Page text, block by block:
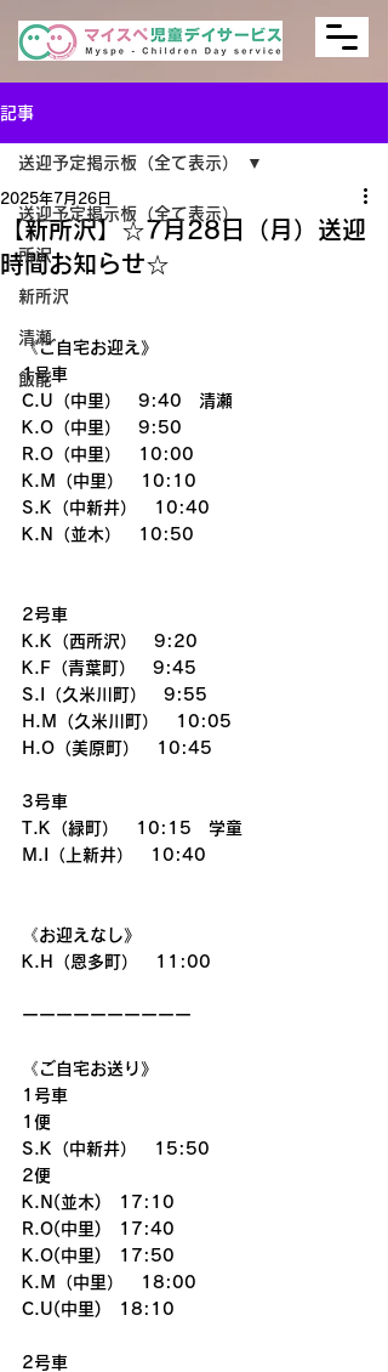
記事
送迎予定掲示板（全て表示）
所沢
新所沢
清瀬
飯能
送迎予定掲示板（全て表示）
【新所沢】☆7月28日（月）送迎
時間お知らせ☆
2025年7月26日
《ご自宅お迎え》
1号車
C.U（中里）　9:40　清瀬
K.O（中里）　9:50
R.O（中里）　10:00
K.M（中里）　10:10
S.K（中新井）　10:40
K.N（並木）　10:50
2号車
K.K（西所沢）　9:20
K.F（青葉町）　9:45
S.I（久米川町）　9:55
H.M（久米川町）　10:05
H.O（美原町）　10:45
3号車
T.K（緑町）　10:15　学童
M.I（上新井）　10:40
《お迎えなし》
K.H（恩多町）　11:00
ーーーーーーーーーー
《ご自宅お送り》
1号車
1便
S.K（中新井）　15:50
2便
K.N(並木)　17:10
R.O(中里)　17:40
K.O(中里)　17:50
K.M（中里）　18:00
C.U(中里)　18:10
2号車